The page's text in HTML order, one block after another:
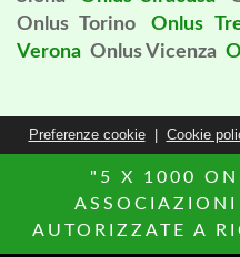
Onlus Torino
Onlus
Verona Onlus Vicenza
Preferenze cookie| Cookie
"5 X 1000
AUTORIZZATE A